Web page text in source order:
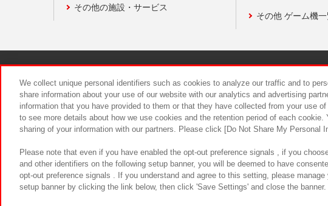
その他の施設・サービス
その他 ゲーム機
食品のご提供について
We collect unique personal identifiers such as cookies to analyze our traffic and to
share information about your use of our website with our analytics and advertising
information that you have provided to them or that they have collected from your use
to see more details about how we use cookies and the retention period of each
sharing of your information with our partners. Please click [Do Not Share My Personal
Please note that even if you have enabled the opt-out preference signals , if you
and other identifiers on the following setup banner, you will be deemed to have
opt-out preference signals . If you understand and agree to this setting, please
setup banner by clicking the link below, then click 'Save Settings' and close the banner.